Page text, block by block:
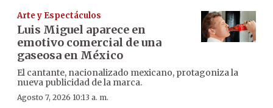
Arte y Espectáculos
Luis Miguel aparece en
emotivo comercial de una
gaseosa en México
El cantante, nacionalizado mexicano, protagoniza la
nueva publicidad de la marca.
Agosto 7, 2026 10:13 a. m.